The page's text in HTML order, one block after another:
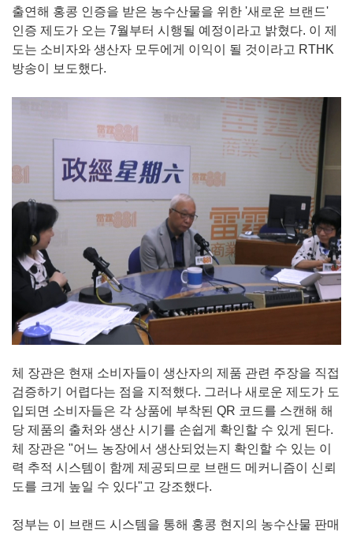
출연해 홍콩 인증을 받은 농수산물을 위한 '새로운 브랜드'
인증 제도가 오는 7월부터 시행될 예정이라고 밝혔다. 이 제
도는 소비자와 생산자 모두에게 이익이 될 것이라고 RTHK
방송이 보도했다.
체 장관은 현재 소비자들이 생산자의 제품 관련 주장을 직접
검증하기 어렵다는 점을 지적했다. 그러나 새로운 제도가 도
입되면 소비자들은 각 상품에 부착된 QR 코드를 스캔해 해
당 제품의 출처와 생산 시기를 손쉽게 확인할 수 있게 된다.
체 장관은 "어느 농장에서 생산되었는지 확인할 수 있는 이
력 추적 시스템이 함께 제공되므로 브랜드 메커니즘이 신뢰
도를 크게 높일 수 있다"고 강조했다.
정부는 이 브랜드 시스템을 통해 홍콩 현지의 농수산물 판매